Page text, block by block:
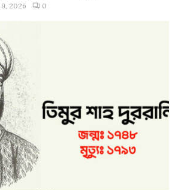
2026 0